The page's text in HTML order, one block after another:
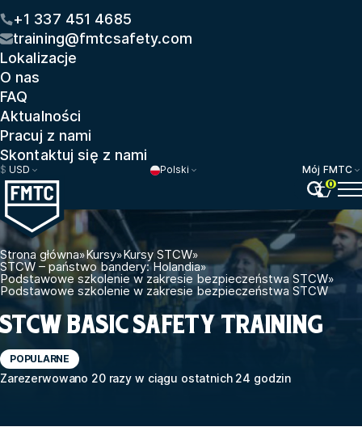
+1 337 451 4685
training@fmtcsafety.com
Lokalizacje
O nas
FAQ
Aktualności
Pracuj z nami
Skontaktuj się z nami
$ USD Polski
Mój FMTC
0
Strona główna»Kursy»Kursy STCW»
STCW – państwo bandery: Holandia»
Podstawowe szkolenie w zakresie bezpieczeństwa STCW»
Podstawowe szkolenie w zakresie bezpieczeństwa STCW
STCW BASIC SAFETY TRAINING
POPULARNE
Zarezerwowano 20 razy w ciągu ostatnich 24 godzin